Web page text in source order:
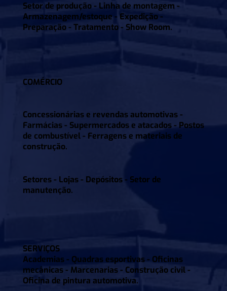
Setor de produção - Linha de montagem -
Armazenagem/estoque - Expedição -
Preparação - Tratamento - Show Room.
COMÉRCIO
Concessionárias e revendas automotivas -
Farmácias - Supermercados e atacados - Postos
de combustível - Ferragens e materiais de
construção.
Setores - Lojas - Depósitos - Setor de
manutenção.
SERVIÇOS
Academias - Quadras esportivas - Oficinas
mecânicas - Marcenarias - Construção civil -
Oficina de pintura automotiva.